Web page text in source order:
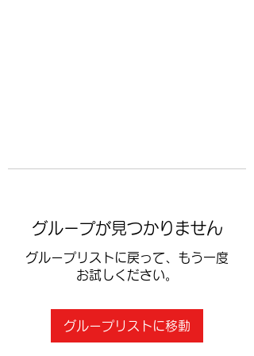
グループが見つかりません
グループリストに戻って、もう一度
お試しください。
グループリストに移動